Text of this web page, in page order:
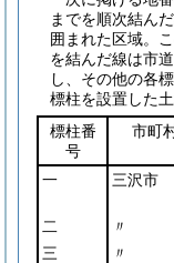
までを順次結ん
囲まれた区域。
を結んだ線は市
し、その他の各
標柱を設置した
標柱番
号
市町
一 三沢市
二 〃
三
〃